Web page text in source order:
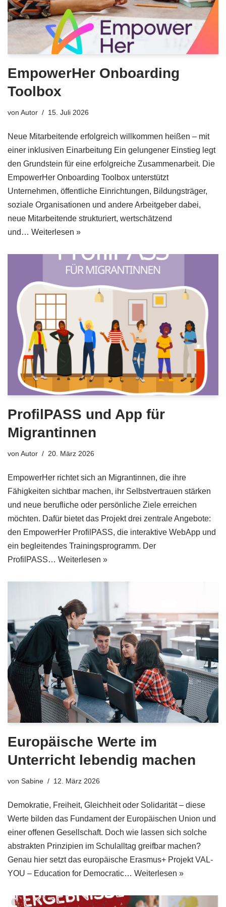
EmpowerHer Onboarding
Toolbox
von Autor 15. Juli 2026
Neue Mitarbeitende erfolgreich willkommen heißen – mit
einer inklusiven Einarbeitung Ein gelungener Einstieg legt
den Grundstein für eine erfolgreiche Zusammenarbeit. Die
EmpowerHer Onboarding Toolbox unterstützt
Unternehmen, öffentliche Einrichtungen, Bildungsträger,
soziale Organisationen und andere Arbeitgeber dabei,
neue Mitarbeitende strukturiert, wertschätzend
und… Weiterlesen »
ProfilPASS und App für
Migrantinnen
von Autor 20. März 2026
EmpowerHer richtet sich an Migrantinnen, die ihre
Fähigkeiten sichtbar machen, ihr Selbstvertrauen stärken
und neue berufliche oder persönliche Ziele erreichen
möchten. Dafür bietet das Projekt drei zentrale Angebote:
den EmpowerHer ProfilPASS, die interaktive WebApp und
ein begleitendes Trainingsprogramm. Der
ProfilPASS… Weiterlesen »
Europäische Werte im
Unterricht lebendig machen
von Sabine 12. März 2026
Demokratie, Freiheit, Gleichheit oder Solidarität – diese
Werte bilden das Fundament der Europäischen Union und
einer offenen Gesellschaft. Doch wie lassen sich solche
abstrakten Prinzipien im Schulalltag greifbar machen?
Genau hier setzt das europäische Erasmus+ Projekt VAL-
YOU – Education for Democratic… Weiterlesen »